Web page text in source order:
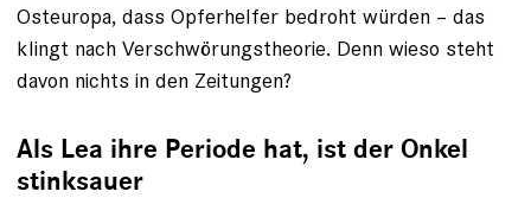
Osteuropa, dass Opferhelfer bedroht würden – das
klingt nach Verschwörungstheorie. Denn wieso steht
davon nichts in den Zeitungen?
Als Lea ihre Periode hat, ist der Onkel
stinksauer